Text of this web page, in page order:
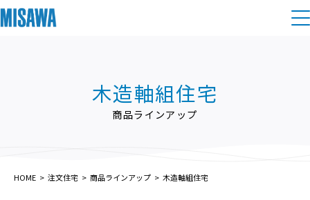
デザイン
木造軸組住宅
商品ラインアップ
HOME 注文住宅 商品ラインアップ 木造軸組住宅